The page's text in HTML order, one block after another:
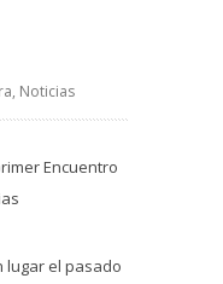
, Noticias
Encuentro
lugar el pasado